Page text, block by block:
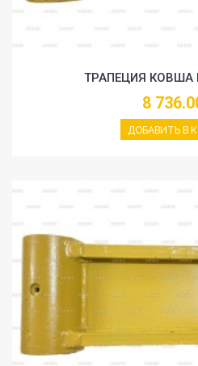
ТРАПЕЦИЯ КОВША
8
ДОБАВИТЬ В